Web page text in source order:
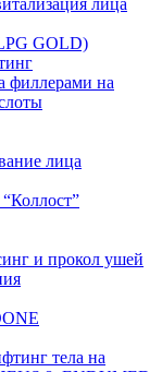
лица
GOLD)
филлерами на
лица
и прокол ушей
тела на